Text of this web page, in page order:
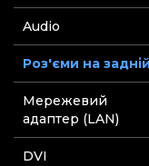
Audio
Роз'єми на
Мережевий
адаптер (LAN)
DVI